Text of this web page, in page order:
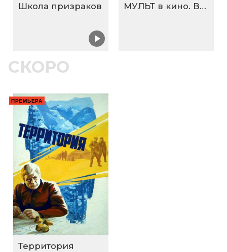
Школа призраков МУЛЬТ в кино. Выпуск №198. Некогда скучать
СКОРО
ПРЕМЬЕРА
Территория